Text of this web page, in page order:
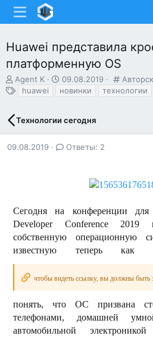
Huawei представила
платформенную OS
К
а
А
в
р
е
Agent K
Д
а
н
ч
09.08.2019
и
huawei новинки технологии
Технологии сегодня
09.08.2019 Ответы: 2
Сегодня на конференции для
Developer Conference 2019
собственную операционную
известную теперь
чтобы видеть ссылку, вы должны быть
понять, что ОС призвана
телефонами, домашней
автомобильной